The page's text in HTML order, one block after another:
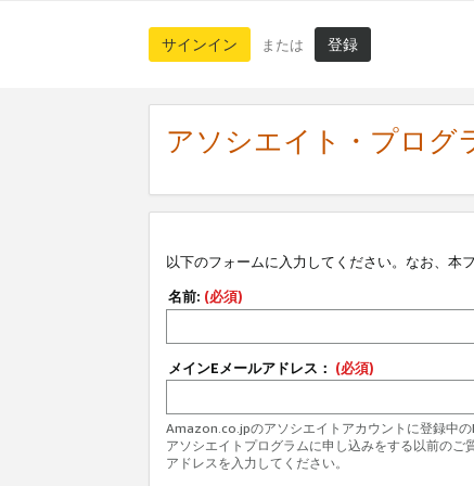
サインイン または 登録
アソシエイト・プログ
以下のフォームに入力してください。なお、本
名前: (必須)
メインEメールアドレス： (必須)
Amazon.co.jpのアソシエイトアカウントに登録中の
アソシエイトプログラムに申し込みをする以前のご
アドレスを入力してください。